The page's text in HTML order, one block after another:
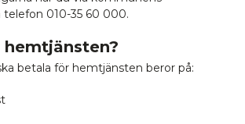
010-35 60 000.
betala för hemtjänsten beror på: